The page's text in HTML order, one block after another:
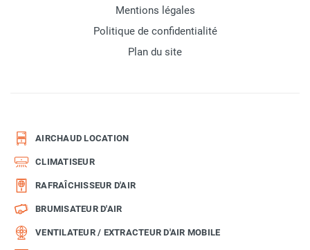
Mentions légales
Politique de confidentialité
Plan du site
AIRCHAUD LOCATION
CLIMATISEUR
RAFRAÎCHISSEUR D'AIR
BRUMISATEUR D'AIR
VENTILATEUR / EXTRACTEUR D'AIR MOBILE